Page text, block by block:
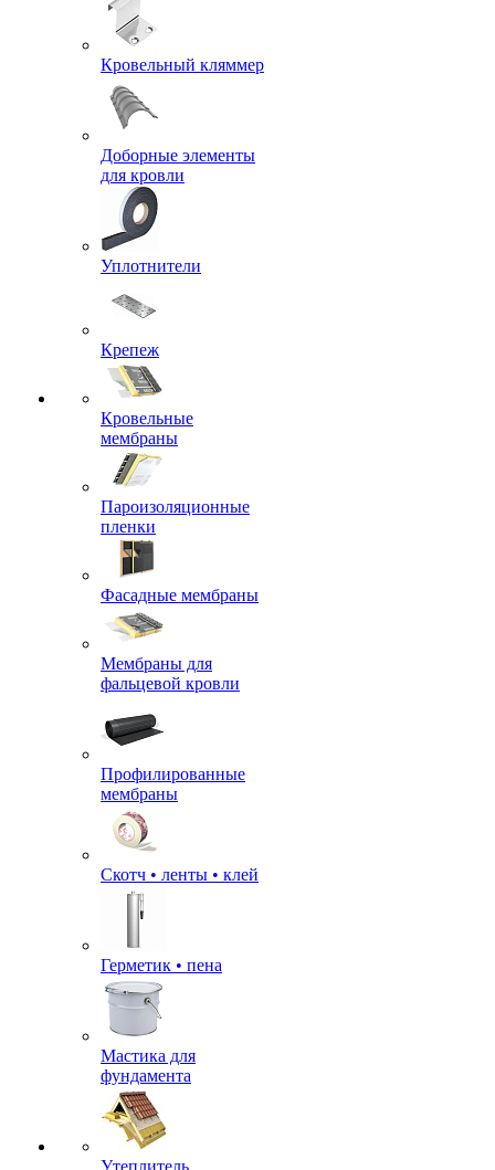
Кровельный кляммер
Доборные элементы
для кровли
Уплотнители
Крепеж
Кровельные
мембраны
Пароизоляционные
пленки
Фасадные мембраны
Мембраны для
фальцевой кровли
Профилированные
мембраны
Скотч • ленты • клей
Герметик • пена
Мастика для
фундамента
Утеплитель